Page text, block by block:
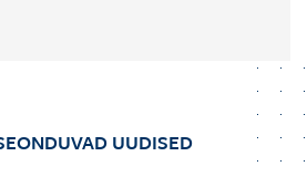
UUDISED